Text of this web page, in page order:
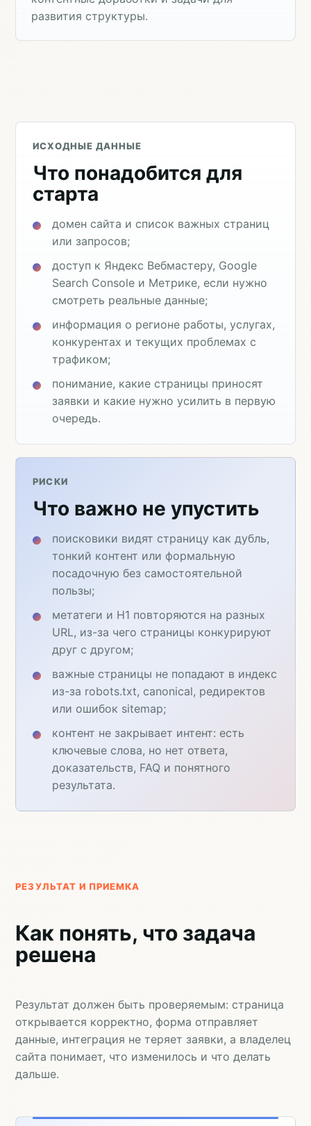
развития структуры.
ИСХОДНЫЕ ДАННЫЕ
Что понадобится для
старта
домен сайта и список важных страниц
или запросов;
доступ к Яндекс Вебмастеру, Google
Search Console и Метрике, если нужно
смотреть реальные данные;
информация о регионе работы, услугах,
конкурентах и текущих проблемах с
трафиком;
понимание, какие страницы приносят
заявки и какие нужно усилить в первую
очередь.
РИСКИ
Что важно не упустить
поисковики видят страницу как дубль,
тонкий контент или формальную
посадочную без самостоятельной
пользы;
метатеги и H1 повторяются на разных
URL, из-за чего страницы конкурируют
друг с другом;
важные страницы не попадают в индекс
из-за robots.txt, canonical, редиректов
или ошибок sitemap;
контент не закрывает интент: есть
ключевые слова, но нет ответа,
доказательств, FAQ и понятного
результата.
РЕЗУЛЬТАТ И ПРИЕМКА
Как понять, что задача
решена
Результат должен быть проверяемым: страница
открывается корректно, форма отправляет
данные, интеграция не теряет заявки, а владелец
сайта понимает, что изменилось и что делать
дальше.